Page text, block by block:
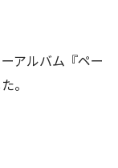
アルバム『ペー
。